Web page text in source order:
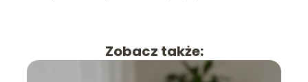
Zobacz także: